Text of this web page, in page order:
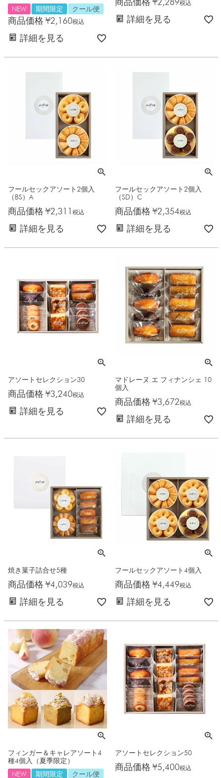
NEW 期間限定 クール便
商品価格 ¥2,160税込
詳細を見る
税込
詳細を見る
フールセックアソート2個入
（BS）A
商品価格 ¥2,311 税込
詳細を見る
フールセックアソート2個入
（SD）C
商品価格 ¥2,354税込
詳細を見る
アソートセレクション30
商品価格 ¥3,240税込
詳細を見る
マドレーヌ エ フィナンシェ 10
個入
商品価格 ¥3,672税込
詳細を見る
焼き菓子詰合せ5種
商品価格 ¥4,039税込
詳細を見る
フールセックアソート4個入
商品価格 ¥4,449税込
詳細を見る
フィンガー＆キャレアソート4
種4個入（夏季限定）
NEW
期間限定 クール便
アソートセレクション50
商品価格 ¥5,400税込